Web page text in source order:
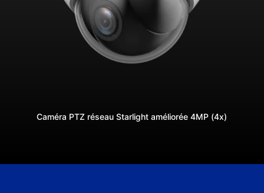
Caméra PTZ réseau Starlight améliorée 4MP (4x)